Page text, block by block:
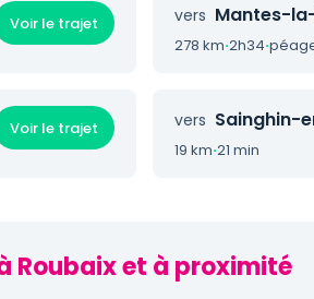
Voir le trajet vers Mantes-
278 km·2h34·
Voir le trajet vers Sainghin-
19 km·21 min
Roubaix et à proximité